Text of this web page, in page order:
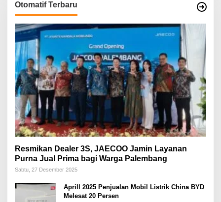
Otomatif Terbaru
Resmikan Dealer 3S, JAECOO Jamin Layanan
Purna Jual Prima bagi Warga Palembang
Sabtu, 27 Desember 2025
Aprill 2025 Penjualan Mobil Listrik China BYD
Melesat 20 Persen